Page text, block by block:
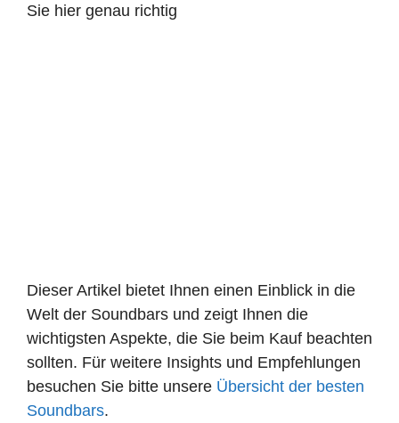
Sie hier genau richtig
Dieser Artikel bietet Ihnen einen Einblick in die
Welt der Soundbars und zeigt Ihnen die
wichtigsten Aspekte, die Sie beim Kauf beachten
sollten. Für weitere Insights und Empfehlungen
besuchen Sie bitte unsere Übersicht der besten
Soundbars.